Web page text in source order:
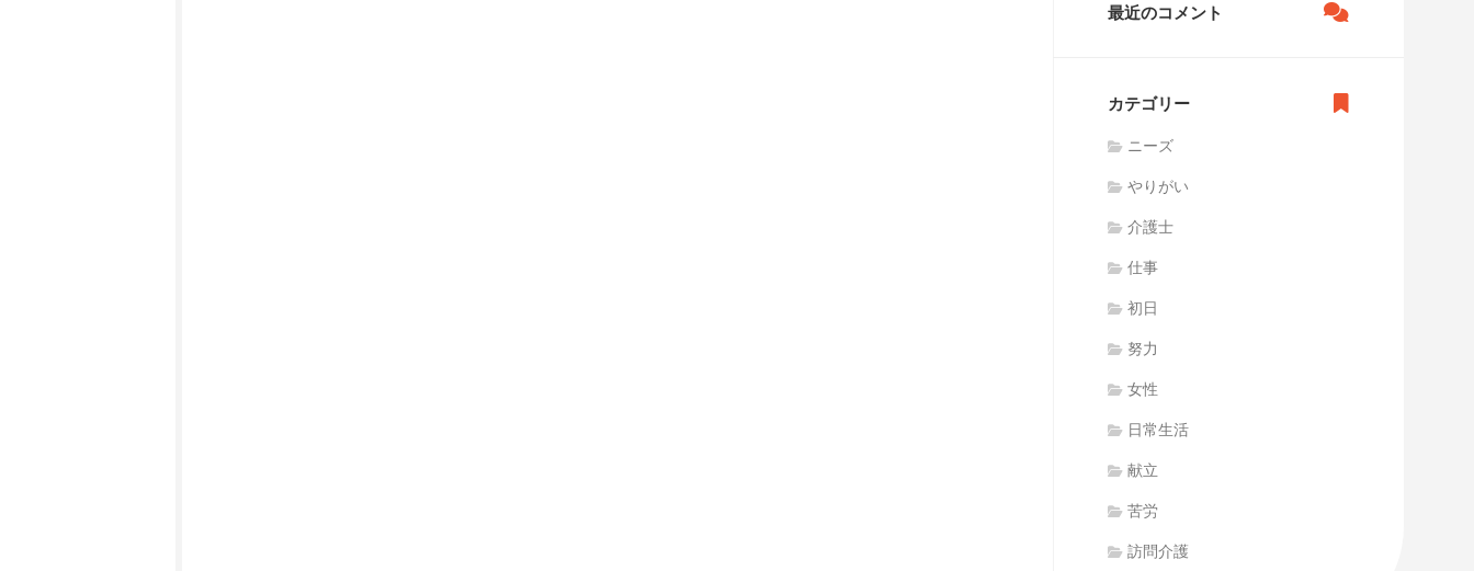
最近のコメント
カテゴリー
ニーズ
やりがい
介護士
仕事
初日
努力
女性
日常生活
献立
苦労
訪問介護